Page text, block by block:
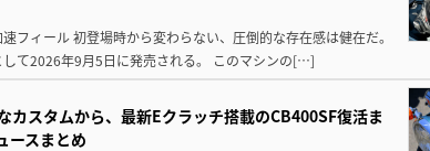
フィール 初登場時から変わらない、圧倒的な存在感は健在だ。
て2026年9月5日に発売される。 このマシンの[…]
カスタムから、最新Eクラッチ搭載のCB400SF復活ま
ースまとめ